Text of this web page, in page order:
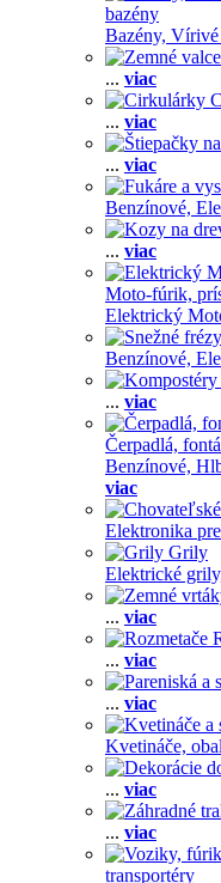
bazény
Bazény, Vírivé
... viac
... viac
... viac
Benzínové,
... viac
Moto-fúrik,
Elektrický
Benzínové,
... viac
Čerpadlá,
Benzínové,
viac
Elektronika
Grily
Elektrické
... viac
... viac
... viac
Kvetináče,
... viac
... viac
transportéry